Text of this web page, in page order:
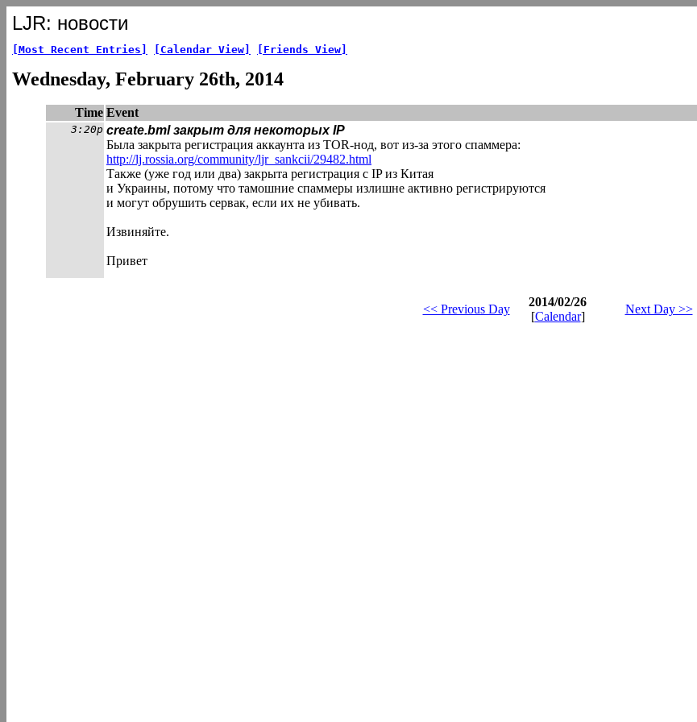
LJR: новости
[Most Recent Entries] [Calendar View] [Friends View]
Wednesday, February 26th, 2014
Time Event
3:20p create.bml закрыт для некоторых IP
Была закрыта регистрация аккаунта из TOR-нод, вот из-за этого спаммера:
http://lj.rossia.org/community/ljr_sankcii/29482.html
Также (уже год или два) закрыта регистрация с IP из Китая
и Украины, потому что тамошние спаммеры излишне активно регистрируются
и могут обрушить сервак, если их не убивать.
Извиняйте.
Привет
<< Previous Day
2014/02/26
[Calendar]
Next Day >>